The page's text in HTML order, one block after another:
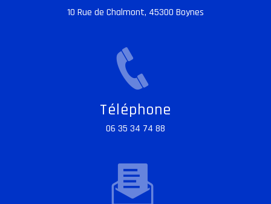
10 Rue de Chalmont, 45300 Boynes
Téléphone
06 35 34 74 88